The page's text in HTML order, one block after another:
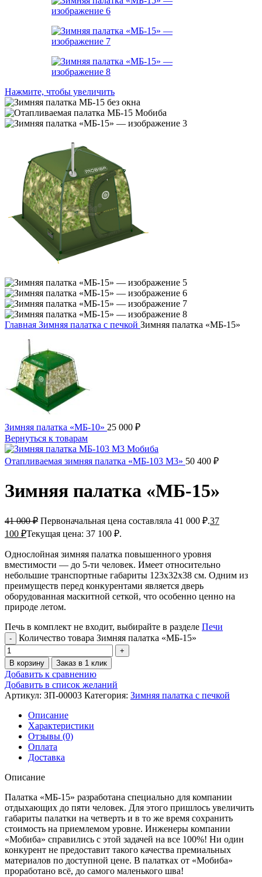
Нажмите, чтобы увеличить
Главная Зимняя палатка с печкой Зимняя палатка «МБ-15»
Зимняя палатка «МБ-10» 25 000 ₽
Вернуться к товарам
Отапливаемая зимняя палатка «МБ-103 М3» 50 400 ₽
Зимняя палатка «МБ-15»
41 000₽ Первоначальная цена составляла 41 000 ₽.37
100 ₽Текущая цена: 37 100 ₽.
Однослойная зимняя палатка повышенного уровня
вместимости — до 5-ти человек. Имеет относительно
небольшие транспортные габариты 123х32х38 см. Одним из
преимуществ перед конкурентами является дверь
оборудованная маскитной сеткой, что особенно ценно на
природе летом.
Печь в комплект не входит, выбирайте в разделе Печи
Количество товара Зимняя палатка «МБ-15»
В корзину Заказ в 1 клик
Добавить к сравнению
Добавить в список желаний
Артикул: ЗП-00003 Категория: Зимняя палатка с печкой
Описание
Характеристики
Отзывы (0)
Оплата
Доставка
Описание
Палатка «МБ-15» разработана специально для компании
отдыхающих до пяти человек. Для этого пришлось увеличить
габариты палатки на четверть и в то же время сохранить
стоимость на приемлемом уровне. Инженеры компании
«Мобиба» справились с этой задачей на все 100%! Ни один
конкурент не предоставит такого качества премиальных
материалов по доступной цене. В палатках от «Мобиба»
проработано всё, до самого маленького шва!